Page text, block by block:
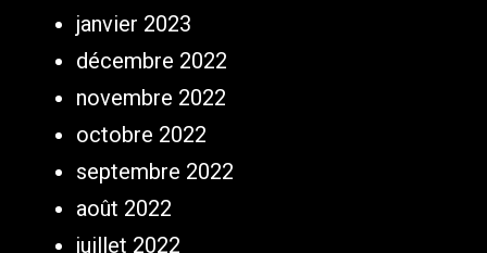
janvier 2023
décembre 2022
novembre 2022
octobre 2022
septembre 2022
août 2022
juillet 2022